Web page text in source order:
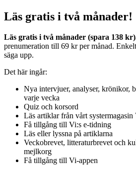
Läs gratis i två månader!
Läs gratis i två månader (spara 138
prenumeration till 69 kr per månad.
säga upp.
Det här ingår:
Nya intervjuer, analyser, krönikor,
varje vecka
Quiz och korsord
Läs artiklar från vårt systermagasin
Få tillgång till Vi:s e-tidning
Läs eller lyssna på artiklarna
Veckobrevet, litteraturbrevet och
mejlkorg
Få tillgång till Vi-appen